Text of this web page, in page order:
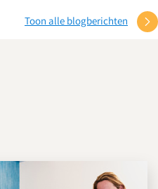
Toon alle blogberichten